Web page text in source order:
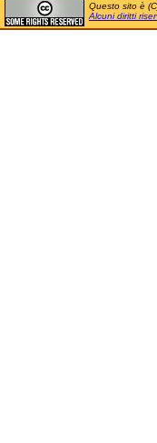
Questo sito è
Alcuni diritti